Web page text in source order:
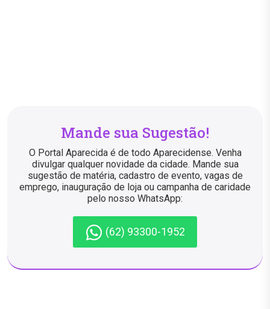
Mande sua Sugestão!
O Portal Aparecida é de todo Aparecidense. Venha
divulgar qualquer novidade da cidade. Mande sua
sugestão de matéria, cadastro de evento, vagas de
emprego, inauguração de loja ou campanha de caridade
pelo nosso WhatsApp:
(62) 93300-1952